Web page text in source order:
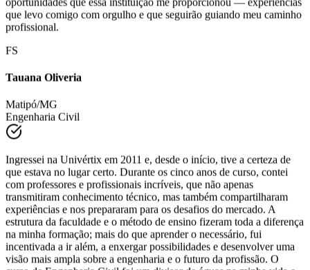
comprometimento. Sou grata por todo o aprendizado, apoio e
oportunidades que essa instituição me proporcionou — experiências
que levo comigo com orgulho e que seguirão guiando meu caminho
profissional.
FS
Tauana Oliveria
Matipó/MG
Engenharia Civil
Ingressei na Univértix em 2011 e, desde o início, tive a certeza de
que estava no lugar certo. Durante os cinco anos de curso, contei
com professores e profissionais incríveis, que não apenas
transmitiram conhecimento técnico, mas também compartilharam
experiências e nos prepararam para os desafios do mercado. A
estrutura da faculdade e o método de ensino fizeram toda a diferença
na minha formação; mais do que aprender o necessário, fui